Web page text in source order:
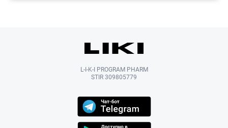
L-I-K-I PROGRAM PHARM
STIR 309805779